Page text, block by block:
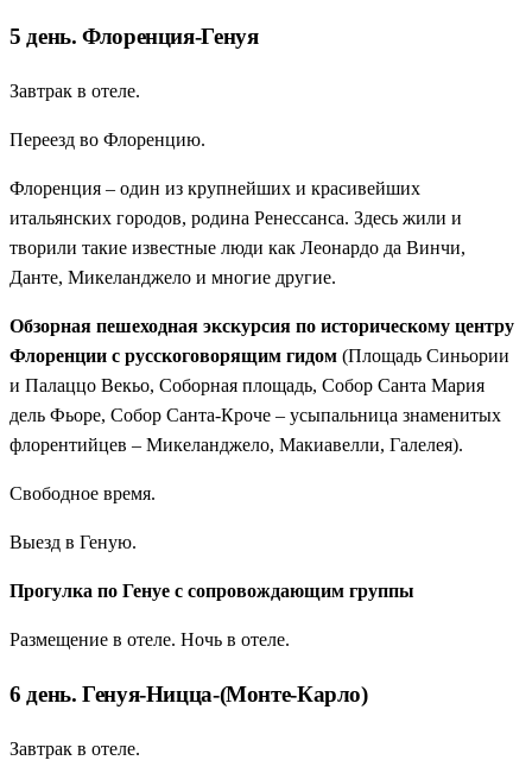
5 день. Флоренция-Генуя
Завтрак в отеле.
Переезд во Флоренцию.
Флоренция – один из крупнейших и красивейших
итальянских городов, родина Ренессанса. Здесь жили и
творили такие известные люди как Леонардо да Винчи,
Данте, Микеланджело и многие другие.
Обзорная пешеходная экскурсия по историческому центру
Флоренции с русскоговорящим гидом (Площадь Синьории
и Палаццо Векьо, Соборная площадь, Собор Санта Мария
дель Фьоре, Собор Санта-Кроче – усыпальница знаменитых
флорентийцев – Микеланджело, Макиавелли, Галелея).
Свободное время.
Выезд в Геную.
Прогулка по Генуе с сопровождающим группы
Размещение в отеле. Ночь в отеле.
6 день. Генуя-Ницца-(Монте-Карло)
Завтрак в отеле.